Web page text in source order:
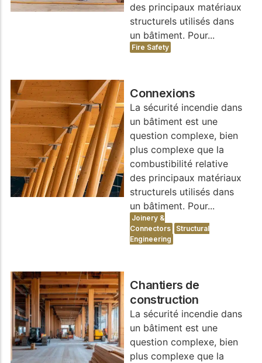
meilleures pratiques.
d'innovation
du bois
Connectez-vous avec
des professionnels et
explorez des idées de
pointe qui stimulent
l'innovation dans la
construction en bois et
la durabilité.
connectez-vous pour
obtenir du support
technique, des conseils
d'experts et accéder à
des principaux matériaux
structurels utilisés dans
un bâtiment. Pour...
Fire Safety
Connexions
La sécurité incendie dans
un bâtiment est une
question complexe, bien
plus complexe que la
combustibilité relative
des principaux matériaux
structurels utilisés dans
un bâtiment. Pour...
Joinery &
Connectors
Structural
Engineering
Chantiers de
construction
La sécurité incendie dans
un bâtiment est une
question complexe, bien
plus complexe que la